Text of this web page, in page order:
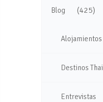
Blog (425)
Alojamientos
Destinos Thai
Entrevistas